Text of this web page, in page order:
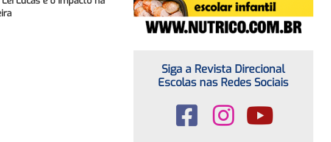
Siga a Revista Direcional
Escolas nas Redes Sociais